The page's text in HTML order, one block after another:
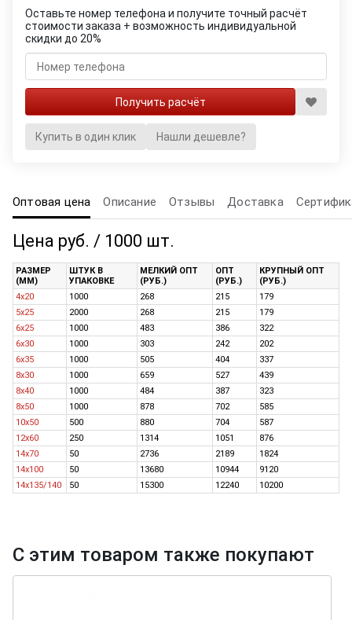
Оставьте номер телефона и получите точный расчёт
стоимости заказа + возможность индивидуальной
скидки до 20%
Купить в один клик Нашли дешевле?
Оптовая цена Описание Отзывы Доставка
Цена руб. / 1000 шт.
РАЗМЕР
(ММ)
ШТУК В
УПАКОВКЕ
МЕЛКИЙ ОПТ
(РУБ.)
ОПТ
(РУБ.)
КРУПНЫЙ ОПТ
(РУБ.)
4х20
1000 268 215
179
5х25
2000 268 215
179
6х25
1000 483 386
322
6х30
1000 303 242
202
6х35
1000 505 404
337
8х30
1000 659 527
439
8х40
1000 484 387
323
8х50
1000 878 702
585
10х50
500 880 704
587
12х60
250 1314 1051
876
14х70
50 2736 2189
1824
14х100
50 13680 10944
9120
14х135/140
50 15300 12240 10200
С этим товаром также покупают